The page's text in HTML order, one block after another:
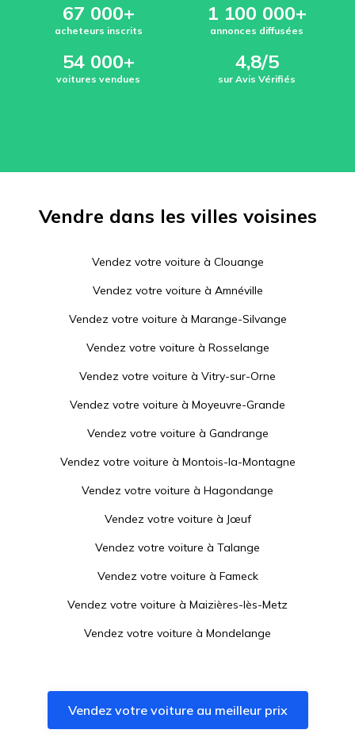
67 000+
acheteurs inscrits
1 100 000+
annonces diffusées
54 000+
voitures vendues
4,8/5
sur Avis Vérifiés
Vendre dans les villes voisines
Vendez votre voiture à Clouange
Vendez votre voiture à Amnéville
Vendez votre voiture à Marange-Silvange
Vendez votre voiture à Rosselange
Vendez votre voiture à Vitry-sur-Orne
Vendez votre voiture à Moyeuvre-Grande
Vendez votre voiture à Gandrange
Vendez votre voiture à Montois-la-Montagne
Vendez votre voiture à Hagondange
Vendez votre voiture à Jœuf
Vendez votre voiture à Talange
Vendez votre voiture à Fameck
Vendez votre voiture à Maizières-lès-Metz
Vendez votre voiture à Mondelange
Vendez votre voiture àHomécourt
Vendez votre voiture à Uckange
Vendez votre voiture au meilleur prix